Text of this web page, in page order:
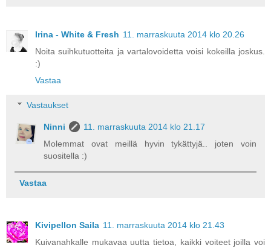
Irina - White & Fresh 11. marraskuuta 2014 klo 20.26
Noita suihkutuotteita ja vartalovoidetta voisi kokeilla joskus.
:)
Vastaa
Vastaukset
Ninni
11. marraskuuta 2014 klo 21.17
Molemmat ovat meillä hyvin tykättyjä.. joten voin
suositella :)
Vastaa
Kivipellon Saila 11. marraskuuta 2014 klo 21.43
Kuivanahkalle mukavaa uutta tietoa, kaikki voiteet joilla voi